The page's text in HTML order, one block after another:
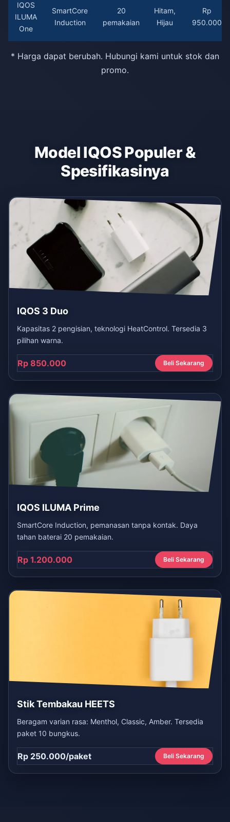
IQOS
ILUMA
One
SmartCore
Induction
20
pemakaian
Hitam,
Hijau
Rp
950.000
* Harga dapat berubah. Hubungi kami untuk stok dan
promo.
Model IQOS Populer &
Spesifikasinya
IQOS 3 Duo
Kapasitas 2 pengisian, teknologi HeatControl. Tersedia 3
pilihan warna.
Rp 850.000 Beli Sekarang
IQOS ILUMA Prime
SmartCore Induction, pemanasan tanpa kontak. Daya
tahan baterai 20 pemakaian.
Rp 1.200.000 Beli Sekarang
Stik Tembakau HEETS
Beragam varian rasa: Menthol, Classic, Amber. Tersedia
paket 10 bungkus.
Rp 250.000/paket Beli Sekarang